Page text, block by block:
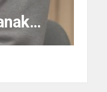
Hogyan növelheted az esélyed, hogy válaszoljanak a bemutatkozó leveledre?